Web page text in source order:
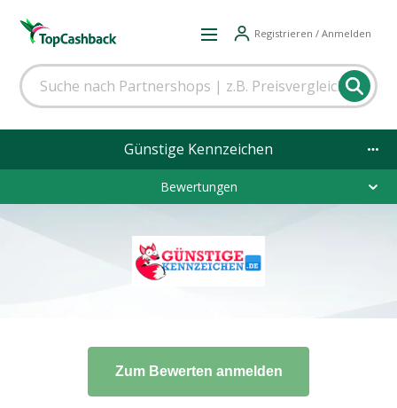
Registrieren / Anmelden
Günstige Kennzeichen
Bewertungen